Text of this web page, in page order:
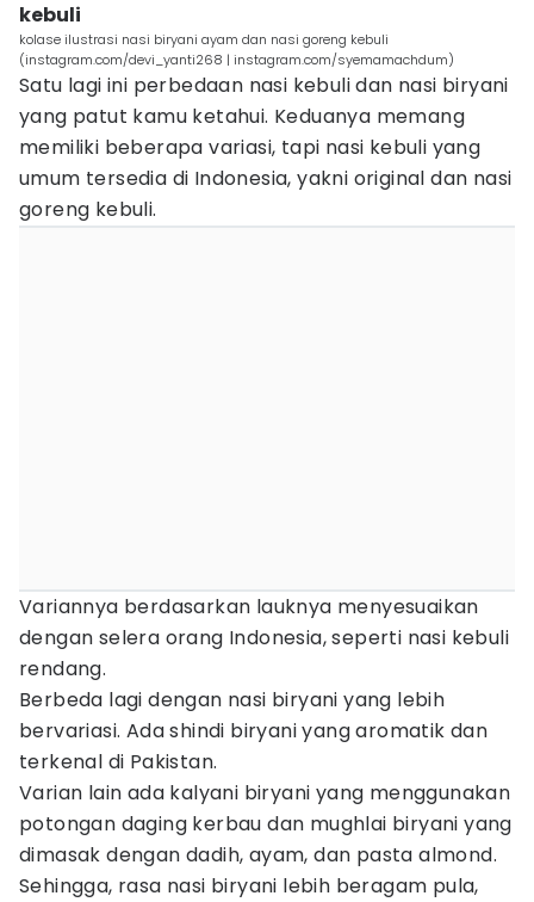
kebuli
kolase ilustrasi nasi biryani ayam dan nasi goreng kebuli
(instagram.com/devi_yanti268 | instagram.com/syemamachdum)
Satu lagi ini perbedaan nasi kebuli dan nasi biryani
yang patut kamu ketahui. Keduanya memang
memiliki beberapa variasi, tapi nasi kebuli yang
umum tersedia di Indonesia, yakni original dan nasi
goreng kebuli.
Variannya berdasarkan lauknya menyesuaikan
dengan selera orang Indonesia, seperti nasi kebuli
rendang.
Berbeda lagi dengan nasi biryani yang lebih
bervariasi. Ada shindi biryani yang aromatik dan
terkenal di Pakistan.
Varian lain ada kalyani biryani yang menggunakan
potongan daging kerbau dan mughlai biryani yang
dimasak dengan dadih, ayam, dan pasta almond.
Sehingga, rasa nasi biryani lebih beragam pula,